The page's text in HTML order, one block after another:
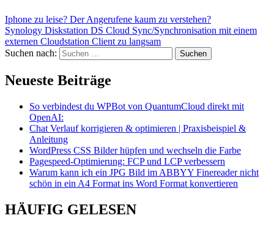
Iphone zu leise? Der Angerufene kaum zu verstehen?
Synology Diskstation DS Cloud Sync/Synchronisation mit einem
externen Cloudstation Client zu langsam
Suchen nach:
Neueste Beiträge
So verbindest du WPBot von QuantumCloud direkt mit
OpenAI:
Chat Verlauf korrigieren & optimieren | Praxisbeispiel &
Anleitung
WordPress CSS Bilder hüpfen und wechseln die Farbe
Pagespeed-Optimierung: FCP und LCP verbessern
Warum kann ich ein JPG Bild im ABBYY Finereader nicht
schön in ein A4 Format ins Word Format konvertieren
HÄUFIG GELESEN